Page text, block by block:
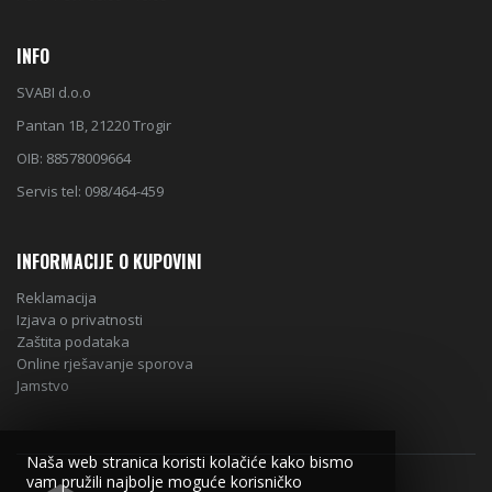
INFO
SVABI d.o.o
Pantan 1B, 21220 Trogir
OIB: 88578009664
Servis tel: 098/464-459
INFORMACIJE O KUPOVINI
Reklamacija
Izjava o privatnosti
Zaštita podataka
Online rješavanje sporova
Jamstvo
Naša web stranica koristi kolačiće kako bismo
vam pružili najbolje moguće korisničko